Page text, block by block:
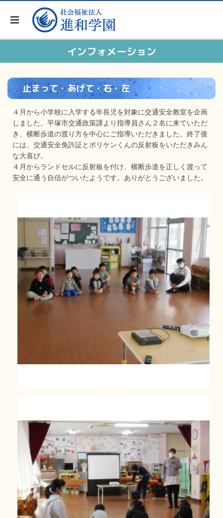
インフォメーション
止まって・あげて・右・左
４月から小学校に入学する年長児を対象に交通安全教室を企画
しました。平塚市交通政策課より指導員さん２名に来ていただ
き、横断歩道の渡り方を中心にご指導いただきました。終了後
には、交通安全免許証とポリケンくんの反射板をいただきみん
な大喜び。
４月からランドセルに反射板を付け、横断歩道を正しく渡って
安全に通う自信がついたようです。ありがとうございました。